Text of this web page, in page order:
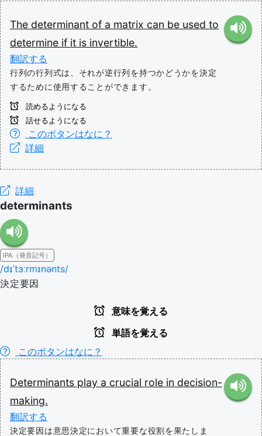
The determinant of a matrix can be used to
determine if it is invertible.
翻訳する
行列の行列式は、それが逆行列を持つかどうかを決定
するために使用することができます。
読めるようになる
話せるようになる
このボタンはなに？
詳細
詳細
determinants
IPA（発音記号）
/dɪˈtɜːrmɪnənts/
決定要因
意味を覚える
単語を覚える
このボタンはなに？
Determinants play a crucial role in decision-
making.
翻訳する
決定要因は意思決定において重要な役割を果たしま